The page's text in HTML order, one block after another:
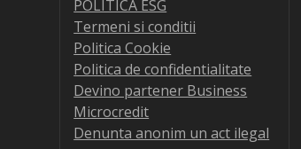
POLITICA ESG
Termeni si conditii
Politica Cookie
Politica de confidentialitate
Devino partener Business
Microcredit
Denunta anonim un act ilegal